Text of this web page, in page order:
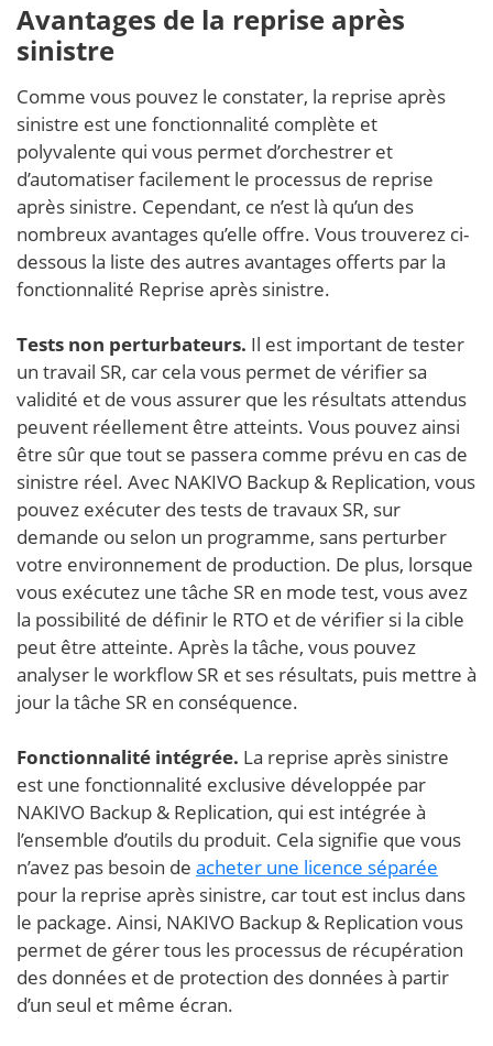
Avantages de la reprise après
sinistre
Comme vous pouvez le constater, la reprise après
sinistre est une fonctionnalité complète et
polyvalente qui vous permet d’orchestrer et
d’automatiser facilement le processus de reprise
après sinistre. Cependant, ce n’est là qu’un des
nombreux avantages qu’elle offre. Vous trouverez ci-
dessous la liste des autres avantages offerts par la
fonctionnalité Reprise après sinistre.
Tests non perturbateurs. Il est important de tester
un travail SR, car cela vous permet de vérifier sa
validité et de vous assurer que les résultats attendus
peuvent réellement être atteints. Vous pouvez ainsi
être sûr que tout se passera comme prévu en cas de
sinistre réel. Avec NAKIVO Backup & Replication, vous
pouvez exécuter des tests de travaux SR, sur
demande ou selon un programme, sans perturber
votre environnement de production. De plus, lorsque
vous exécutez une tâche SR en mode test, vous avez
la possibilité de définir le RTO et de vérifier si la cible
peut être atteinte. Après la tâche, vous pouvez
analyser le workflow SR et ses résultats, puis mettre à
jour la tâche SR en conséquence.
Fonctionnalité intégrée. La reprise après sinistre
est une fonctionnalité exclusive développée par
NAKIVO Backup & Replication, qui est intégrée à
l’ensemble d’outils du produit. Cela signifie que vous
n’avez pas besoin de acheter une licence séparée
pour la reprise après sinistre, car tout est inclus dans
le package. Ainsi, NAKIVO Backup & Replication vous
permet de gérer tous les processus de récupération
des données et de protection des données à partir
d’un seul et même écran.